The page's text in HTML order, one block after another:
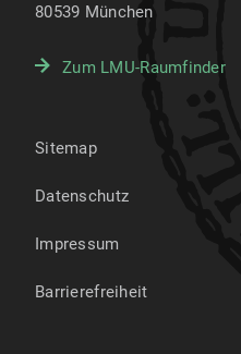
80539 München
Zum LMU-Raumfinder
Sitemap
Datenschutz
Impressum
Barrierefreiheit